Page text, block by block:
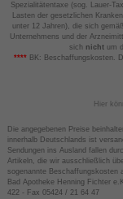
Spezialitätentaxe (sog. Lauer-
Lasten der gesetzlichen
unter 12 Jahren), die sich
Unternehmens und der
sich nicht um
****BK: Beschaffungskosten.
Hier
Die angegebenen Preise
innerhalb Deutschlands ist
Sendungen ins Ausland fallen
Artikeln, die wir ausschließlich
sogenannte Beschaffungskosten
Bad Apotheke Henning Fichter
422 - Fax 05424 / 21 64 47